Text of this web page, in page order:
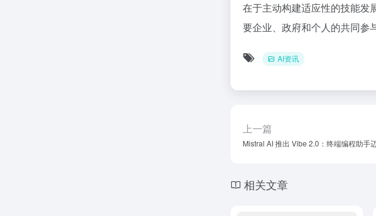
在于主动构建适应性的技能发
要企业、政府和个人的共同参
AI资讯
上一篇
Mistral AI 推出 Vibe 2.0：终端编程助手
相关文章